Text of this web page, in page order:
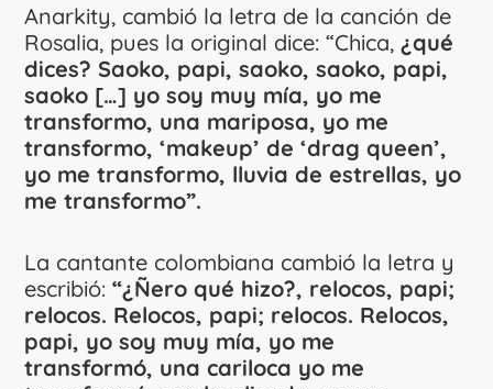
Anarkity, cambió la letra de la canción de
Rosalia, pues la original dice: “Chica,¿qué
dices? Saoko, papi, saoko, saoko, papi,
saoko […] yo soy muy mía, yo me
transformo, una mariposa, yo me
transformo, ‘makeup’ de ‘drag queen’,
yo me transformo, lluvia de estrellas, yo
me transformo”.
La cantante colombiana cambió la letra y
escribió:“¿Ñero qué hizo?, relocos, papi;
relocos. Relocos, papi; relocos. Relocos,
papi, yo soy muy mía, yo me
transformó, una cariloca yo me